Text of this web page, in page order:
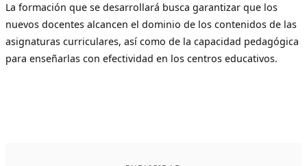
La formación que se desarrollará busca garantizar que los
nuevos docentes alcancen el dominio de los contenidos de las
asignaturas curriculares, así como de la capacidad pedagógica
para enseñarlas con efectividad en los centros educativos.